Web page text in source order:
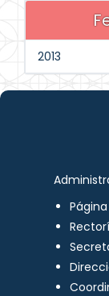
2013